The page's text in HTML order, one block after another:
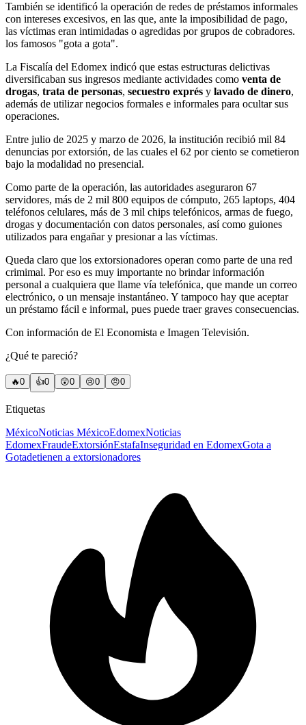
También se identificó la operación de redes de préstamos informales
con intereses excesivos, en las que, ante la imposibilidad de pago,
las víctimas eran intimidadas o agredidas por grupos de cobradores.
los famosos "gota a gota".
La Fiscalía del Edomex indicó que estas estructuras delictivas
diversificaban sus ingresos mediante actividades como venta de
drogas, trata de personas, secuestro exprés y lavado de dinero,
además de utilizar negocios formales e informales para ocultar sus
operaciones.
Entre julio de 2025 y marzo de 2026, la institución recibió mil 84
denuncias por extorsión, de las cuales el 62 por ciento se cometieron
bajo la modalidad no presencial.
Como parte de la operación, las autoridades aseguraron 67
servidores, más de 2 mil 800 equipos de cómputo, 265 laptops, 404
teléfonos celulares, más de 3 mil chips telefónicos, armas de fuego,
drogas y documentación con datos personales, así como guiones
utilizados para engañar y presionar a las víctimas.
Queda claro que los extorsionadores operan como parte de una red
crimimal. Por eso es muy importante no brindar información
personal a cualquiera que llame vía telefónica, que mande un correo
electrónico, o un mensaje instantáneo. Y tampoco hay que aceptar
un préstamo fácil e informal, pues puede traer graves consecuencias.
Con información de El Economista e Imagen Televisión.
¿Qué te pareció?
🔥0 👍0 😲0 😢0 😠0
Etiquetas
MéxicoNoticias MéxicoEdomexNoticias
EdomexFraudeExtorsiónEstafaInseguridad en EdomexGota a
Gotadetienen a extorsionadores